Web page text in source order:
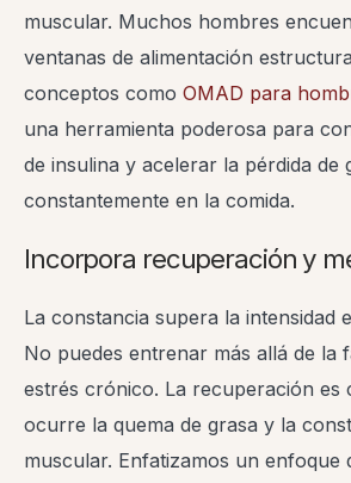
muscular. Muchos hombres
ventanas de alimentación
conceptos como OMAD para
una herramienta poderosa para
de insulina y acelerar la pérdida de
constantemente en la comida.
Incorpora recuperación y
La constancia supera la intensidad
No puedes entrenar más allá de la
estrés crónico. La recuperación es
ocurre la quema de grasa y la
muscular. Enfatizamos un enfoque